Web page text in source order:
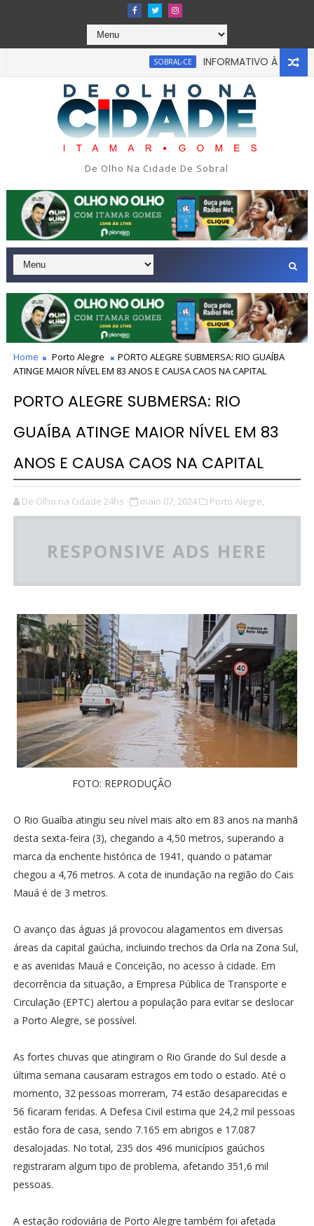
SOBRAL-CE INFORMATIVO À IMPRENSA
De Olho Na Cidade De Sobral
Home Porto Alegre
PORTO ALEGRE SUBMERSA: RIO GUAÍBA
ATINGE MAIOR NÍVEL EM 83 ANOS E CAUSA CAOS NA CAPITAL
PORTO ALEGRE SUBMERSA: RIO
GUAÍBA ATINGE MAIOR NÍVEL EM 83
ANOS E CAUSA CAOS NA CAPITAL
De Olho na Cidade 24hs maio 07, 2024 Porto Alegre,
RESPONSIVE ADS HERE
FOTO: REPRODUÇÃO
O Rio Guaíba atingiu seu nível mais alto em 83 anos na manhã
desta sexta-feira (3), chegando a 4,50 metros, superando a
marca da enchente histórica de 1941, quando o patamar
chegou a 4,76 metros. A cota de inundação na região do Cais
Mauá é de 3 metros.
O avanço das águas já provocou alagamentos em diversas
áreas da capital gaúcha, incluindo trechos da Orla na Zona Sul,
e as avenidas Mauá e Conceição, no acesso à cidade. Em
decorrência da situação, a Empresa Pública de Transporte e
Circulação (EPTC) alertou a população para evitar se deslocar
a Porto Alegre, se possível.
As fortes chuvas que atingiram o Rio Grande do Sul desde a
última semana causaram estragos em todo o estado. Até o
momento, 32 pessoas morreram, 74 estão desaparecidas e
56 ficaram feridas. A Defesa Civil estima que 24,2 mil pessoas
estão fora de casa, sendo 7.165 em abrigos e 17.087
desalojadas. No total, 235 dos 496 municípios gaúchos
registraram algum tipo de problema, afetando 351,6 mil
pessoas.
A estação rodoviária de Porto Alegre também foi afetada